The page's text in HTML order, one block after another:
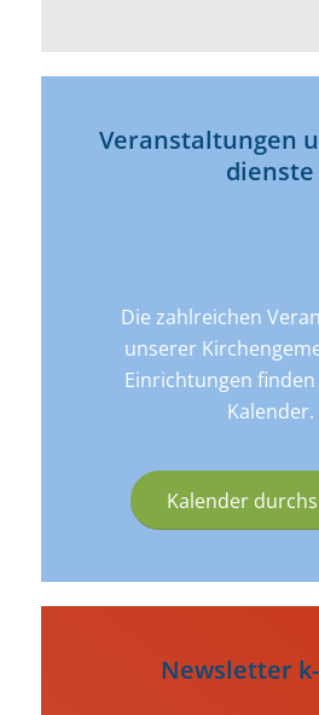
Veran­­staltungen
dienste
Die zahlreichen
unserer
Einrichtungen finden
Kalender.
Kalender
Newsletter